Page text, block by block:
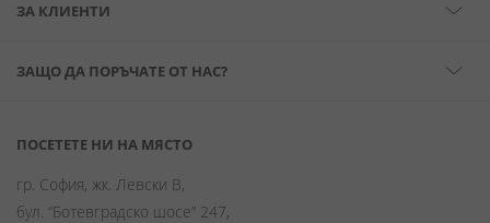
ЗА КЛИЕНТИ
ЗАЩО ДА ПОРЪЧАТЕ ОТ НАС?
ПОСЕТЕТЕ НИ НА МЯСТО
гр. София, жк. Левски В,
бул. “Ботевградско шосе” 247,